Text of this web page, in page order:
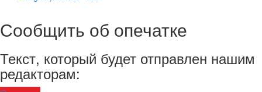
Сообщить об опечатке
Текст, который будет отправлен нашим
редакторам: